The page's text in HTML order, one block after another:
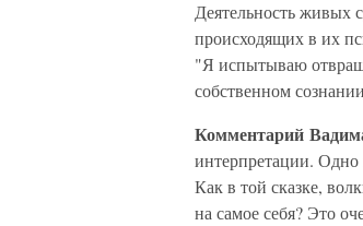
Деятельность живых
происходящих в их
"Я испытываю
собственном
Комментарий
интерпретации. Одно
Как в той сказке,
на самое себя? Это